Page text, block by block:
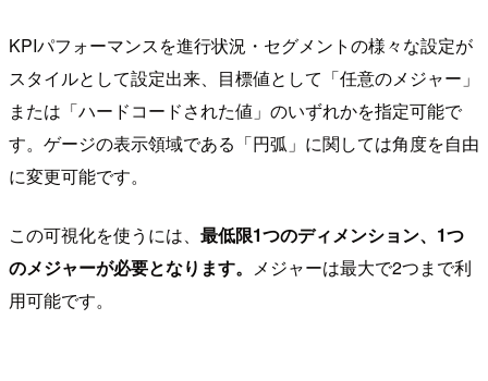
KPIパフォーマンスを進行状況・セグメントの様々な設定が
スタイルとして設定出来、目標値として「任意のメジャー」
または「ハードコードされた値」のいずれかを指定可能で
す。ゲージの表示領域である「円弧」に関しては角度を自由
に変更可能です。
この可視化を使うには、 最低限1つのディメンション、1つ
のメジャーが必要となります。 メジャーは最大で2つまで利
用可能です。